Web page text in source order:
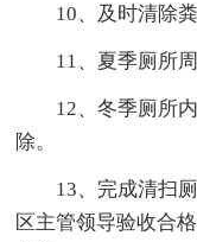
10、及时清除
11、夏季厕所
12、冬季厕所
除。
13、完成清扫
区主管领导验收合